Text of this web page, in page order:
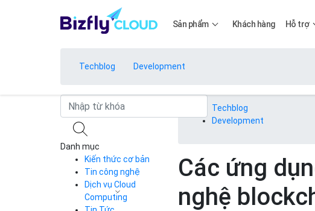
Sản phẩm
Bảng giá
Khách hàng Hỗ trợ
Techblog Development
Techblog
Development
Các ứng
nghệ
Danh mục
Kiến thức cơ bản
Tin công nghệ
Dịch vụ Cloud
Computing